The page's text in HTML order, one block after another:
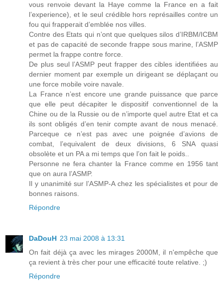
vous renvoie devant la Haye comme la France en a fait
l’experience), et le seul crédible hors représailles contre un
fou qui frapperait d’emblée nos villes.
Contre des Etats qui n’ont que quelques silos d’IRBM/ICBM
et pas de capacité de seconde frappe sous marine, l’ASMP
permet la frappe contre force.
De plus seul l’ASMP peut frapper des cibles identifiées au
dernier moment par exemple un dirigeant se déplaçant ou
une force mobile voire navale.
La France n’est encore une grande puissance que parce
que elle peut décapiter le dispositif conventionnel de la
Chine ou de la Russie ou de n’importe quel autre Etat et ca
ils sont obligés d’en tenir compte avant de nous menacé.
Parceque ce n’est pas avec une poignée d’avions de
combat, l’equivalent de deux divisions, 6 SNA quasi
obsolète et un PA a mi temps que l’on fait le poids..
Personne ne fera chanter la France comme en 1956 tant
que on aura l’ASMP.
Il y unanimité sur l’ASMP-A chez les spécialistes et pour de
bonnes raisons.
Répondre
DaDouH 23 mai 2008 à 13:31
On fait déjà ça avec les mirages 2000M, il n'empêche que
ça revient à très cher pour une efficacité toute relative. ;)
Répondre